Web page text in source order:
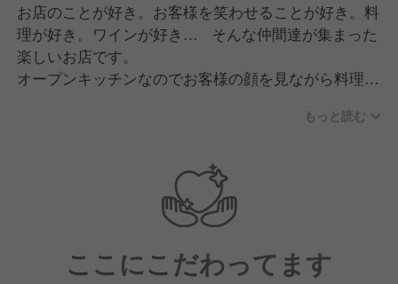
お店のことが好き。お客様を笑わせることが好き。料
理が好き。ワインが好き… そんな仲間達が集まった
楽しいお店です。
オープンキッチンなのでお客様の顔を見ながら料理を
ラグジュアリーな店内でも気さくなスタッフのサービ
です。お客様の笑顔になっていただく為にはチームワ
スタッフ同士の仲も良く、コミュニケーションも多い
もっと読む
ここにこだわってます